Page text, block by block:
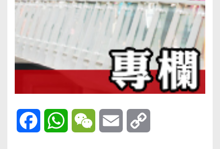
Facebook WhatsAppWeChat Email